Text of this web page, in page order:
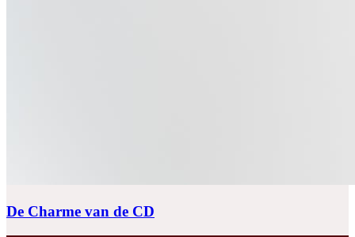
De Charme van de CD